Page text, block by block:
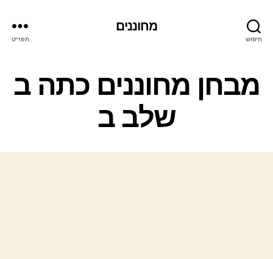
חיפוש
מחוננים
תפריט
קטגוריות
מבחן מחוננים כתה ב
שלב ב